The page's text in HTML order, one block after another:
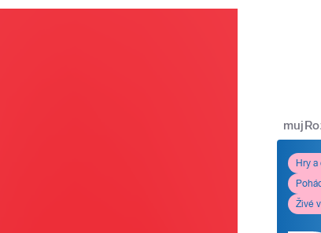
Hry a
Živé